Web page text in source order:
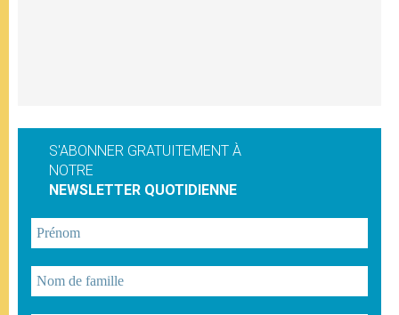
S'ABONNER GRATUITEMENT À
NOTRE
NEWSLETTER QUOTIDIENNE